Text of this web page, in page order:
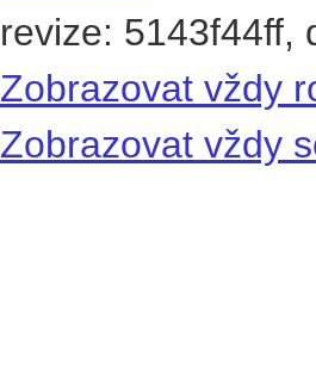
revize: 5143f44ff,
Zobrazovat vždy
Zobrazovat vždy